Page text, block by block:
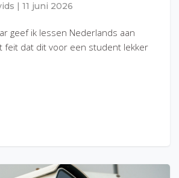
11 juni 2026
geef ik lessen Nederlands aan
feit dat dit voor een student lekker